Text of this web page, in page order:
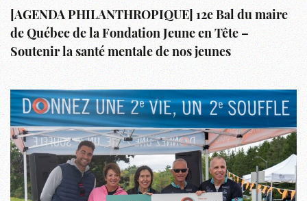
[AGENDA PHILANTHROPIQUE] 12e Bal du maire
de Québec de la Fondation Jeune en Tête –
Soutenir la santé mentale de nos jeunes